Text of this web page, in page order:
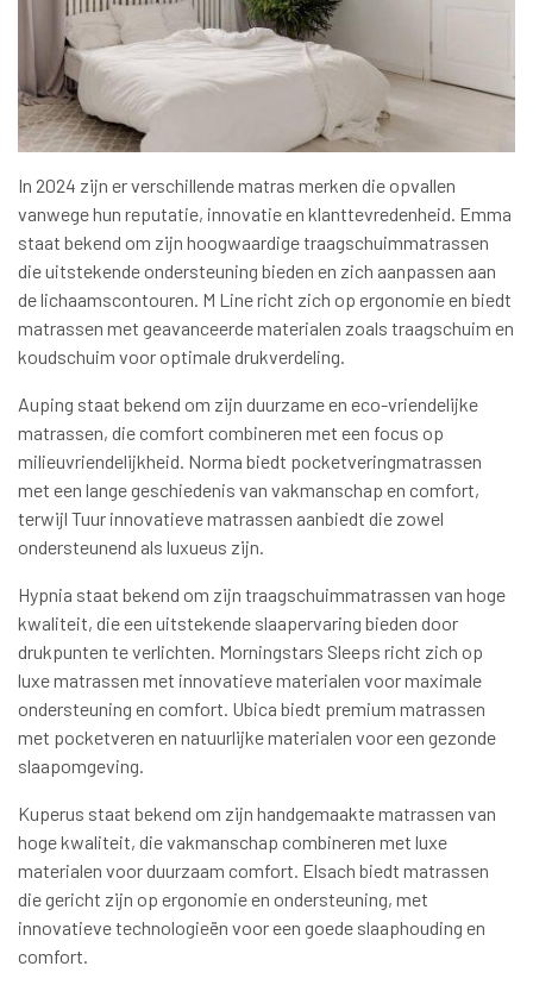
In 2024 zijn er verschillende matras merken die opvallen
vanwege hun reputatie, innovatie en klanttevredenheid. Emma
staat bekend om zijn hoogwaardige traagschuimmatrassen
die uitstekende ondersteuning bieden en zich aanpassen aan
de lichaamscontouren. M Line richt zich op ergonomie en biedt
matrassen met geavanceerde materialen zoals traagschuim en
koudschuim voor optimale drukverdeling.
Auping staat bekend om zijn duurzame en eco-vriendelijke
matrassen, die comfort combineren met een focus op
milieuvriendelijkheid. Norma biedt pocketveringmatrassen
met een lange geschiedenis van vakmanschap en comfort,
terwijl Tuur innovatieve matrassen aanbiedt die zowel
ondersteunend als luxueus zijn.
Hypnia staat bekend om zijn traagschuimmatrassen van hoge
kwaliteit, die een uitstekende slaapervaring bieden door
drukpunten te verlichten. Morningstars Sleeps richt zich op
luxe matrassen met innovatieve materialen voor maximale
ondersteuning en comfort. Ubica biedt premium matrassen
met pocketveren en natuurlijke materialen voor een gezonde
slaapomgeving.
Kuperus staat bekend om zijn handgemaakte matrassen van
hoge kwaliteit, die vakmanschap combineren met luxe
materialen voor duurzaam comfort. Elsach biedt matrassen
die gericht zijn op ergonomie en ondersteuning, met
innovatieve technologieën voor een goede slaaphouding en
comfort.